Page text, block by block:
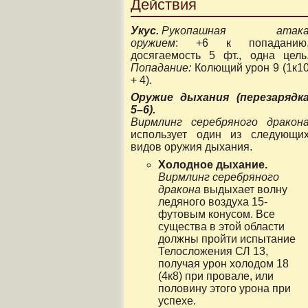
Действия
Укус.Рукопашная атака
оружием: +6 к попаданию,
досягаемость 5 фт., одна цель.
Попадание: Колющий урон 9
+ 4).
Оружие дыхания
5–6).
Вирмлинг серебряного дракона
использует один из
видов оружия дыхания.
Холодное дыхание.
Вирмлинг серебряного
дракона выдыхает волну
ледяного воздуха 15-
футовым конусом. Все
существа в этой области
должны пройти испытание
Телосложения СЛ 13,
получая урон холодом 18
(4к8) при провале, или
половину этого урона при
успехе.